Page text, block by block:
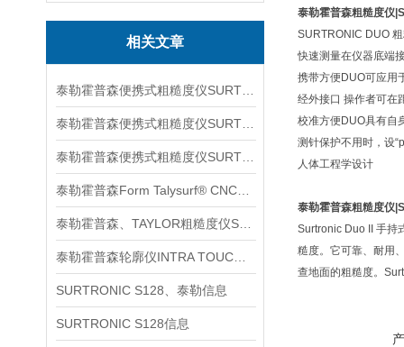
相关文章
SURTRONIC S128、泰勒信息
SURTRONIC S128信息
泰勒霍普森粗糙度仪
SURTRONIC DUO
快速测量在仪器底端
携带方便DUO可应用
经外接口 操作者可在
校准方便DUO具有自
测针保护不用时，设
人体工程学设计
泰勒霍普森粗糙度仪
Surtronic Duo II 手持
糙度。它可靠、耐用
查地面的粗糙度。